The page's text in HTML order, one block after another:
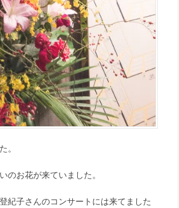
。
お花が来ていました。
紀子さんのコンサートには来てました